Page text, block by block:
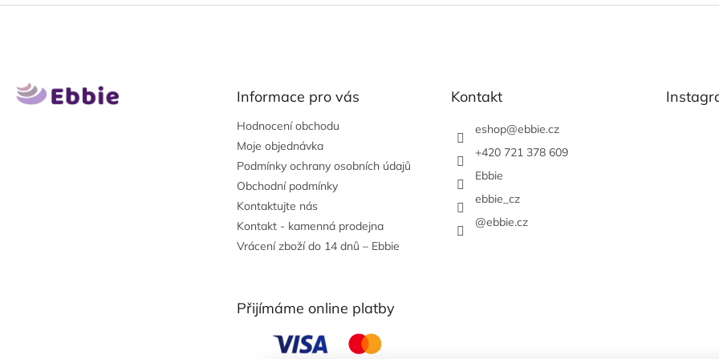
Z
Informace pro vás
Hodnocení obchodu
Moje objednávka
Podmínky ochrany osobních údajů
Obchodní podmínky
Kontaktujte nás
Kontakt - kamenná prodejna
Vrácení zboží do 14 dnů – Ebbie
Kontakt
eshop@ebbie.cz
+420 721 378 609
Ebbie
ebbie_cz
@ebbie.cz
Přijímáme online platby